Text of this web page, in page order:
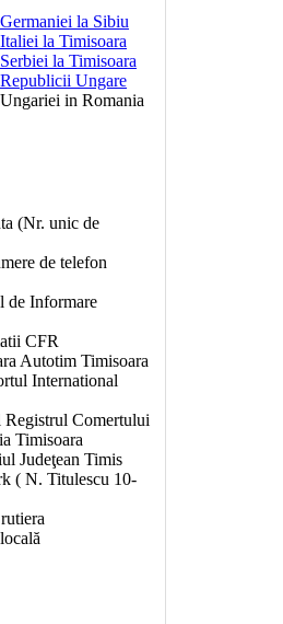
la Sibiu
la Timisoara
la Timisoara
Ungare
in Romania
(Nr. unic de
de telefon
de Informare
CFR
Autotim Timisoara
International
Comertului
Timisoara
Judeţean Timis
( N. Titulescu 10-